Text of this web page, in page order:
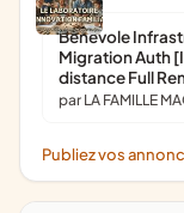
Bénévole
Migration Auth
distance Full
par LA FAMILLE
Publiez vos